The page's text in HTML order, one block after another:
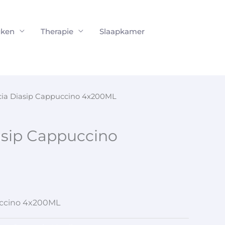
Therapie
Slaapkamer
Diasip Cappuccino 4x200ML
Cappuccino
4x200ML